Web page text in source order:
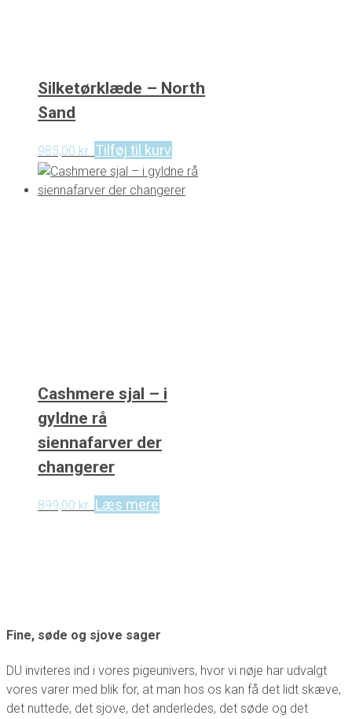
Silketørklæde – North
Sand
985,00 kr. Tilføj til kurv
Cashmere sjal – i
gyldne rå
siennafarver der
changerer
899,00 kr. Læs mere
Fine, søde og sjove sager
DU inviteres ind i vores pigeunivers, hvor vi nøje har udvalgt
vores varer med blik for, at man hos os kan få det lidt skæve,
det nuttede, det sjove, det anderledes, det søde og det